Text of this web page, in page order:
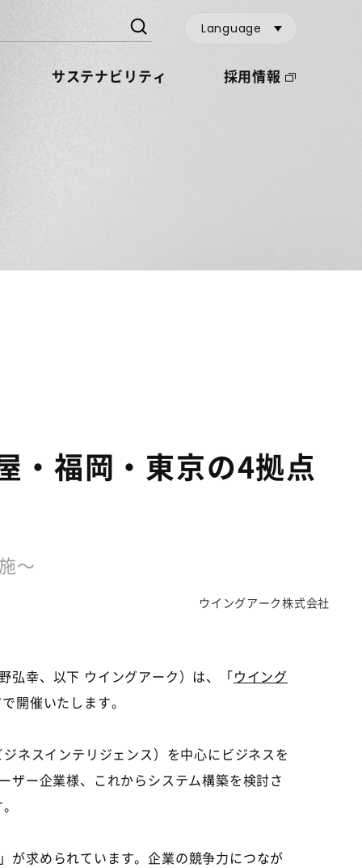
サステナビリティ 採用情報
Language
・福岡・東京の4拠点
～
ウイングアーク株式会社
弘幸、以下 ウイングアーク）は、「ウイング
開催いたします。
ネスインテリジェンス）を中心にビジネスを
ザー企業様、これからシステム構築を検討さ
が求められています。企業の競争力につなが